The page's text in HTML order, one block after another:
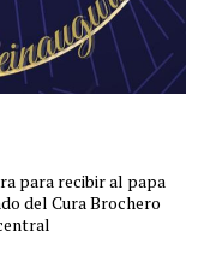
para recibir al papa
del Cura Brochero